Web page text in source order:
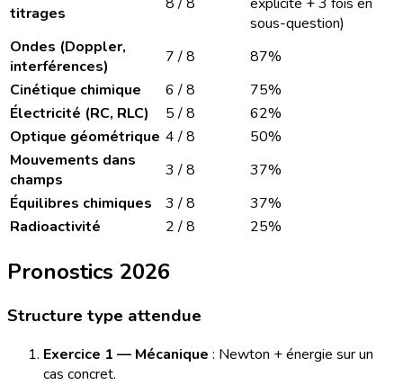
titrages
sous-question)
Ondes (Doppler,
interférences)
7 / 8
87%
Cinétique chimique
6 / 8
75%
Électricité (RC, RLC)
5 / 8
62%
Optique géométrique 4 / 8
50%
Mouvements dans
champs
3 / 8
37%
Équilibres chimiques
3 / 8
37%
Radioactivité
2 / 8 25%
Pronostics 2026
Structure type attendue
Exercice 1 — Mécanique : Newton + énergie sur un
cas concret.